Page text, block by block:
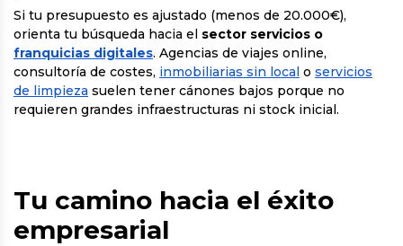
Si tu presupuesto es ajustado (menos de 20.000€),
orienta tu búsqueda hacia el sector servicios o
franquicias digitales. Agencias de viajes online,
consultoría de costes, inmobiliarias sin local o servicios
de limpieza suelen tener cánones bajos porque no
requieren grandes infraestructuras ni stock inicial.
Tu camino hacia el éxito
empresarial